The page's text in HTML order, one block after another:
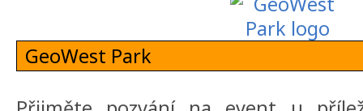
GeoWest Park